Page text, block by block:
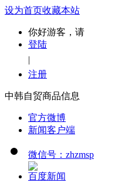
设为首页收藏本站
你好游客，请
登陆
|
注册
中韩自贸商品信息
官方微博
新闻客户端
微信号：zhzmsp
百度新闻